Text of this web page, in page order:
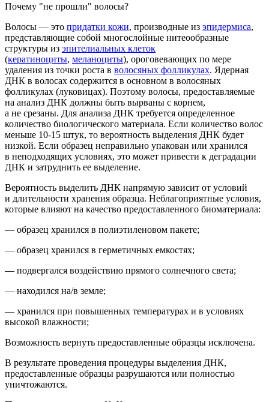
Почему "не прошли" волосы?
Волосы — это придатки кожи, производные из эпидермиса,
представляющие собой многослойные нитеообразные
структуры из эпителиальных клеток
(кератиноциты, меланоциты), ороговевающих по мере
удаления из точки роста в волосяных фолликулах. Ядерная
ДНК в волосах содержится в основном в волосяных
фолликулах (луковицах). Поэтому волосы, предоставляемые
на анализ ДНК должны быть вырваны с корнем,
а не срезаны. Для анализа ДНК требуется определенное
количество биологического материала. Если количество волос
меньше 10-15 штук, то вероятность выделения ДНК будет
низкой. Если образец неправильно упакован или хранился
в неподходящих условиях, это может привести к деградации
ДНК и затруднить ее выделение.
Вероятность выделить ДНК напрямую зависит от условий
и длительности хранения образца. Неблагоприятные условия,
которые влияют на качество предоставленного биоматериала:
— образец хранился в полиэтиленовом пакете;
— образец хранился в герметичных емкостях;
— подвергался воздействию прямого солнечного света;
— находился на/в земле;
— хранился при повышенных температурах и в условиях
высокой влажности;
Возможность вернуть предоставленные образцы исключена.
В результате проведения процедуры выделения ДНК,
предоставленные образцы разрушаются или полностью
уничтожаются.